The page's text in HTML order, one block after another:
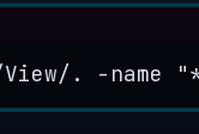
View/. -name "